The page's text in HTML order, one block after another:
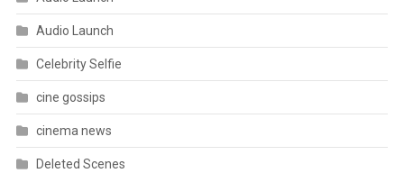
Audio Launch
Celebrity Selfie
cine gossips
cinema news
Deleted Scenes